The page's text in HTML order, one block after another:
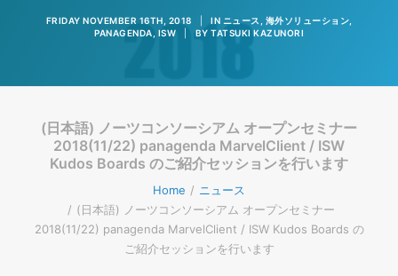
FRIDAY NOVEMBER 16TH, 2018 IN ニュース 海外ソリューション
PANAGENDA ISW BY TATSUKI KAZUNORI
(日本語) ノーツコンソーシアム オープンセミナー
2018(11/22) panagenda MarvelClient / ISW
Kudos Boards のご紹介セッションを行います
Home
ニュース
(日本語) ノーツコンソーシアム オープンセミナー
2018(11/22) panagenda MarvelClient / ISW Kudos Boards の
ご紹介セッションを行います